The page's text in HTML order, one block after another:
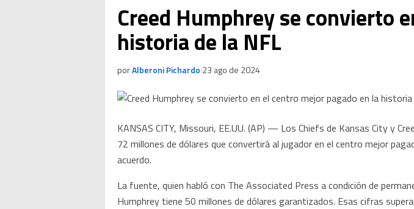
Creed Humphrey se convierto
historia de la NFL
porAlberoni Pichardo·23 ago de 2024
KANSAS CITY, Missouri, EE.UU. (AP) — Los Chiefs de Kansas City y
72 millones de dólares que convertirá al jugador en el centro mejor
acuerdo.
La fuente, quien habló con The Associated Press a condición de
Humphrey tiene 50 millones de dólares garantizados. Esas cifras